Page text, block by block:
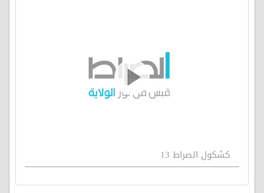
كشكول الصراط 13